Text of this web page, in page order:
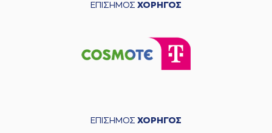
ΕΠΙΣΗΜΟΣ ΧΟΡΗΓΟΣ
ΕΠΙΣΗΜΟΣ ΧΟΡΗΓΟΣ